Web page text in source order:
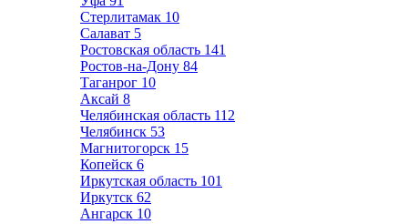
Стерлитамак 10
Салават 5
Ростовская область 141
Ростов-на-Дону 84
Таганрог 10
Аксай 8
Челябинская область 112
Челябинск 53
Магнитогорск 15
Копейск 6
Иркутская область 101
Иркутск 62
Ангарск 10